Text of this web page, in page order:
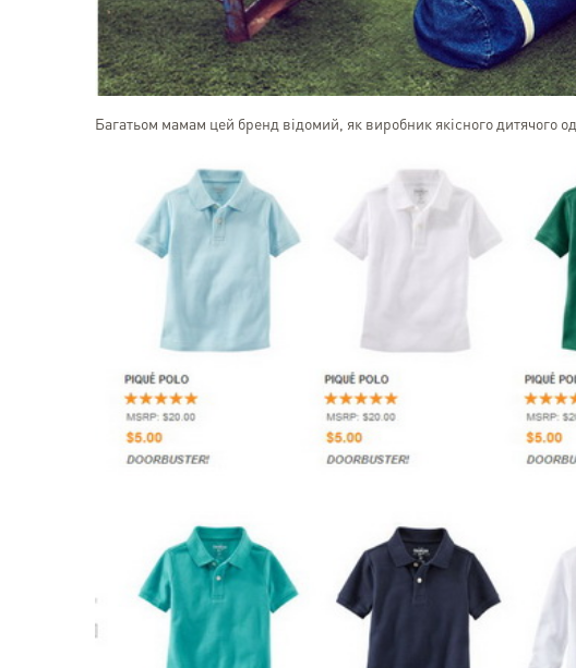
Багатьом мамам цей бренд відомий, як виробник якісного дитячого